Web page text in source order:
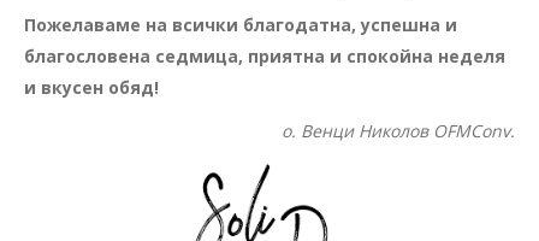
Пожелаваме на всички благодатна, успешна и
благословена седмица, приятна и спокойна неделя
и вкусен обяд!
о. Венци Николов OFMConv.